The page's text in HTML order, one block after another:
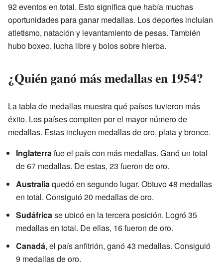
92 eventos en total. Esto significa que había muchas
oportunidades para ganar medallas. Los deportes incluían
atletismo, natación y levantamiento de pesas. También
hubo boxeo, lucha libre y bolos sobre hierba.
¿Quién ganó más medallas en 1954?
La tabla de medallas muestra qué países tuvieron más
éxito. Los países compiten por el mayor número de
medallas. Estas incluyen medallas de oro, plata y bronce.
Inglaterrafue el país con más medallas. Ganó un total
de 67 medallas. De estas, 23 fueron de oro.
Australiaquedó en segundo lugar. Obtuvo 48 medallas
en total. Consiguió 20 medallas de oro.
Sudáfricase ubicó en la tercera posición. Logró 35
medallas en total. De ellas, 16 fueron de oro.
Canadá, el país anfitrión, ganó 43 medallas. Consiguió
9 medallas de oro.